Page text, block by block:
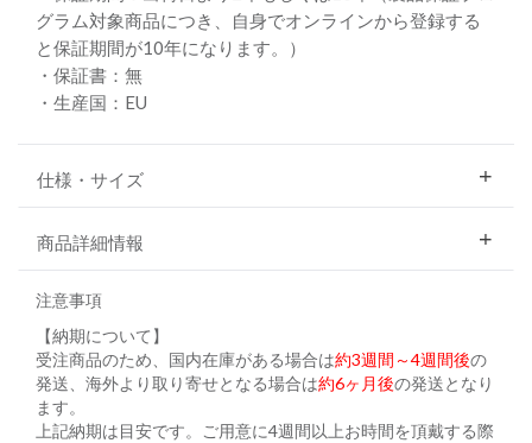
グラム対象商品につき、自身でオンラインから登録する
と保証期間が10年になります。）
・保証書：無
・生産国：EU
仕様・サイズ
商品詳細情報
注意事項
【納期について】
受注商品のため、国内在庫がある場合は約3週間～4週間後の
発送、海外より取り寄せとなる場合は約6ヶ月後の発送となり
ます。
上記納期は目安です。ご用意に4週間以上お時間を頂戴する際